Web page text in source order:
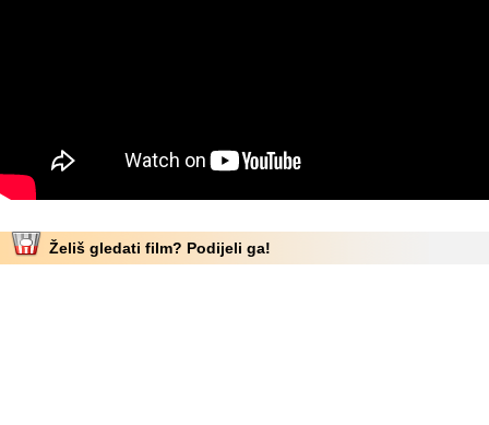
Želiš gledati film? Podijeli ga!